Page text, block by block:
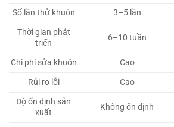
Số lần thử khuôn
3–5 lần
Thời gian phát
triển
6–10 tuần
Chi phí sửa khuôn Cao
Rủi ro lỗi
Cao
Độ ổn định sản
xuất
Không ổn định